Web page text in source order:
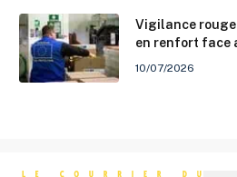
Vigilance rouge
en renfort face
10/07/2026